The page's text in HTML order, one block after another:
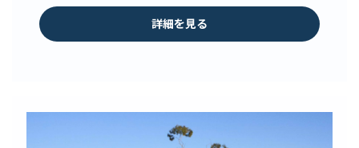
詳細を見る